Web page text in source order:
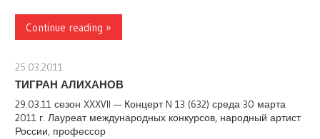
Continue reading »
25.03.2011
ТИГРАН АЛИХАНОВ
29.03.11 сезон XXXVII — Концерт N 13 (632) среда 30 марта
2011 г. Лауреат международных конкурсов, народный артист
России, профессор